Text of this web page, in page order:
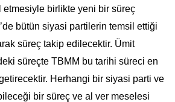
etmesiyle birlikte yeni bir süreç
bütün siyasi partilerin temsil ettiği
süreç takip edilecektir. Ümit
süreçte TBMM bu tarihi süreci en
Herhangi bir siyasi parti ve
bir süreç ve al ver meselesi